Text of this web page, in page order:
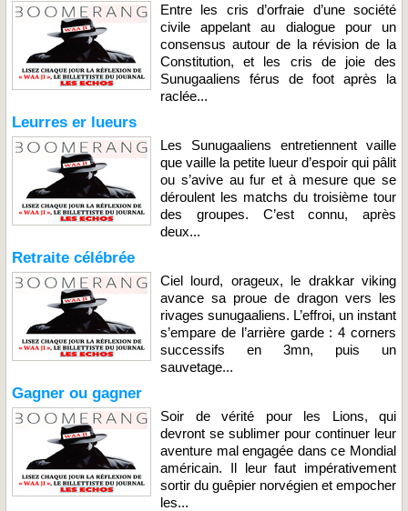
Entre les cris d’orfraie d’une société
civile appelant au dialogue pour un
consensus autour de la révision de la
Constitution, et les cris de joie des
Sunugaaliens férus de foot après la
raclée...
Leurres er lueurs
Les Sunugaaliens entretiennent vaille
que vaille la petite lueur d’espoir qui pâlit
ou s’avive au fur et à mesure que se
déroulent les matchs du troisième tour
des groupes. C’est connu, après
deux...
Retraite célébrée
Ciel lourd, orageux, le drakkar viking
avance sa proue de dragon vers les
rivages sunugaaliens. L’effroi, un instant
s’empare de l’arrière garde : 4 corners
successifs en 3mn, puis un
sauvetage...
Gagner ou gagner
Soir de vérité pour les Lions, qui
devront se sublimer pour continuer leur
aventure mal engagée dans ce Mondial
américain. Il leur faut impérativement
sortir du guêpier norvégien et empocher
les...